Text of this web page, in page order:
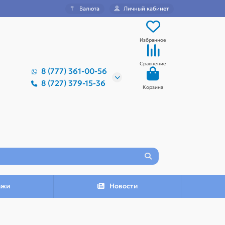
₸ Валюта Личный кабинет
8 (777) 361-00-56
8 (727) 379-15-36
Избранное
Сравнение
Корзина
Новости